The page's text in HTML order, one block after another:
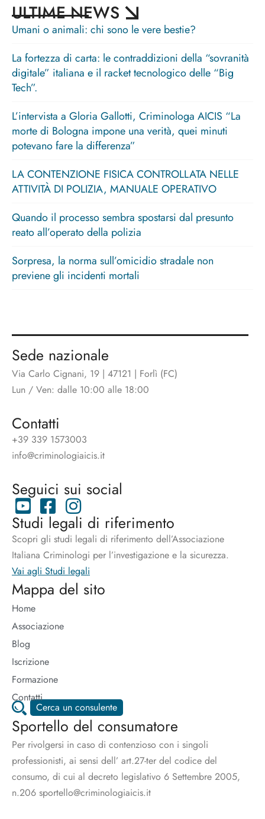
ULTIME NEWS
Umani o animali: chi sono le vere bestie?
La fortezza di carta: le contraddizioni della “sovranità
digitale” italiana e il racket tecnologico delle “Big
Tech”.
L’intervista a Gloria Gallotti, Criminologa AICIS “La
morte di Bologna impone una verità, quei minuti
potevano fare la differenza”
LA CONTENZIONE FISICA CONTROLLATA NELLE
ATTIVITÀ DI POLIZIA, MANUALE OPERATIVO
Quando il processo sembra spostarsi dal presunto
reato all’operato della polizia
Sorpresa, la norma sull’omicidio stradale non
previene gli incidenti mortali
Sede nazionale
Via Carlo Cignani, 19 | 47121 | Forlì (FC)
Lun / Ven: dalle 10:00 alle 18:00
Contatti
+39 339 1573003
info@criminologiaicis.it
Seguici sui social
Studi legali di riferimento
Scopri gli studi legali di riferimento dell’Associazione
Italiana Criminologi per l’investigazione e la sicurezza.
Vai agli Studi legali
Mappa del sito
Home
Associazione
Blog
Iscrizione
Formazione
Contatti
Cerca un consulente
Sportello del consumatore
Per rivolgersi in caso di contenzioso con i singoli
professionisti, ai sensi dell’ art.27-ter del codice del
consumo, di cui al decreto legislativo 6 Settembre 2005,
n.206 sportello@criminologiaicis.it